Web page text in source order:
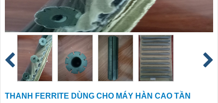
THANH FERRITE DÙNG CHO MÁY HÀN CAO TẦN